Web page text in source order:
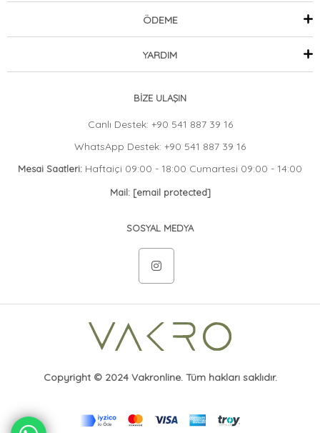
ÖDEME
YARDIM
BİZE ULAŞIN
Canlı Destek: +90 541 887 39 16
WhatsApp Destek: +90 541 887 39 16
Mesai Saatleri: Haftaiçi 09:00 - 18:00 Cumartesi 09:00 - 14:00
Mail: [email protected]
SOSYAL MEDYA
Copyright © 2024 Vakronline. Tüm hakları saklıdır.